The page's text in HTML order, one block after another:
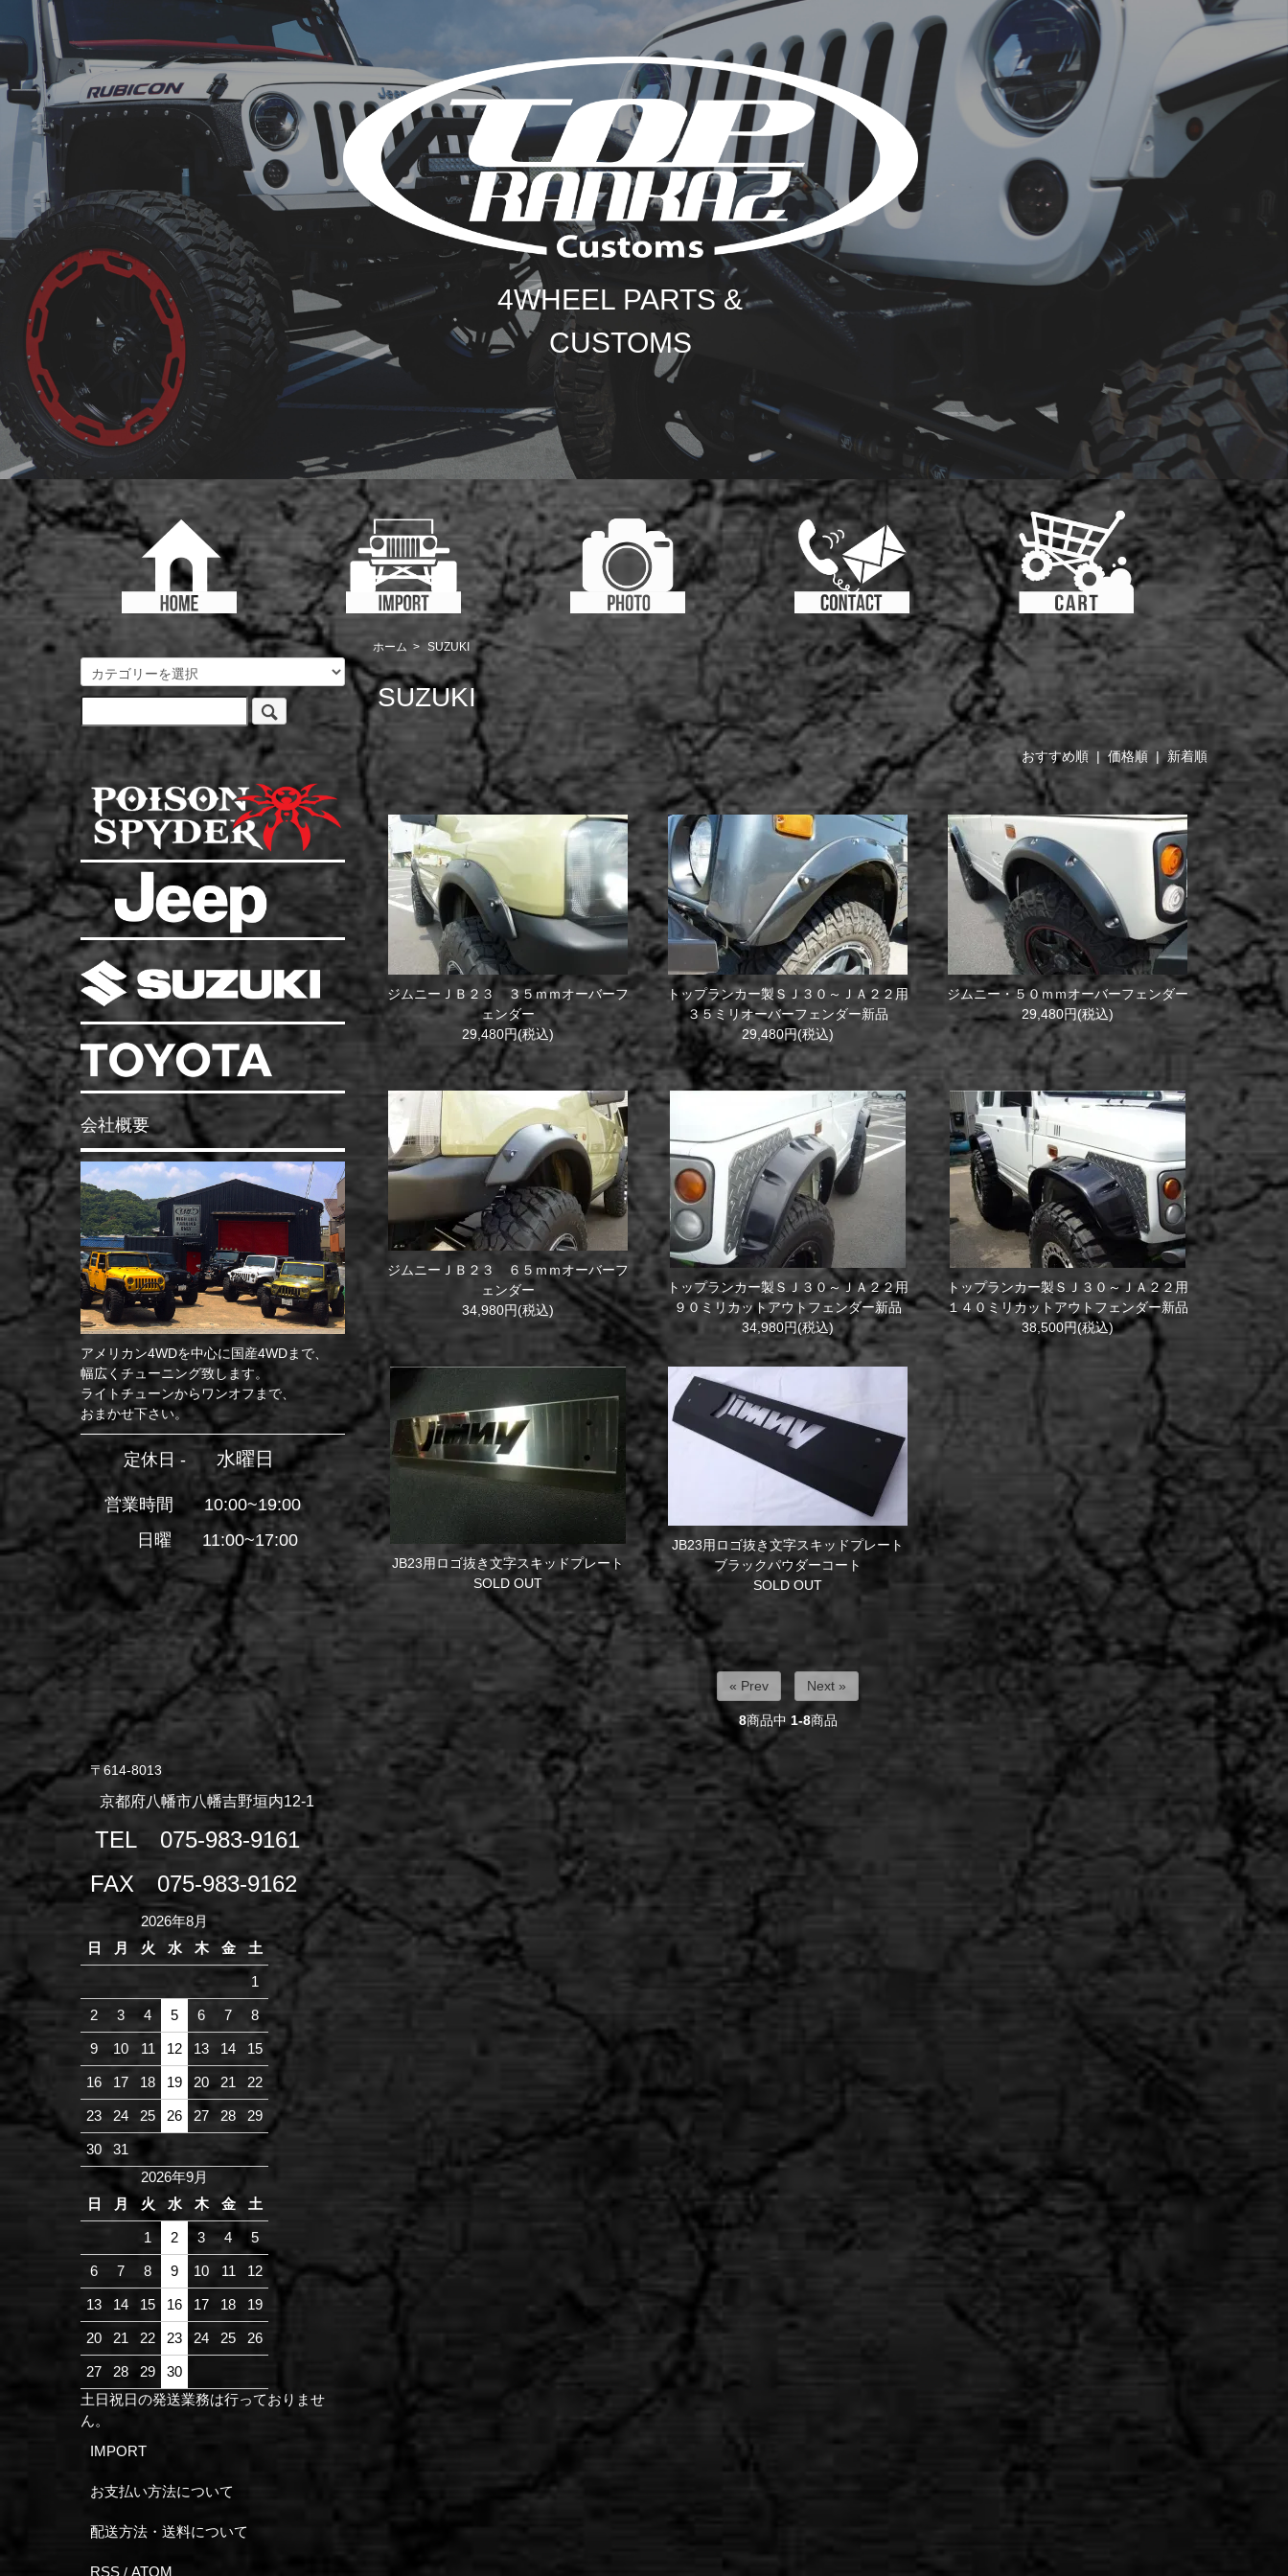
4WHEEL PARTS &
CUSTOMS
ホーム > SUZUKI
SUZUKI
おすすめ順 | 価格順 |新着順
ジムニーＪＢ２３ ３５ｍｍオーバーフ
ェンダー
29,480円(税込)
トップランカー製ＳＪ３０～ＪＡ２２用
３５ミリオーバーフェンダー新品
29,480円(税込)
ジムニー・５０ｍｍオーバーフェンダー
29,480円(税込)
ジムニーＪＢ２３ ６５ｍｍオーバーフ
ェンダー
34,980円(税込)
トップランカー製ＳＪ３０～ＪＡ２２用
９０ミリカットアウトフェンダー新品
34,980円(税込)
トップランカー製ＳＪ３０～ＪＡ２２用
１４０ミリカットアウトフェンダー新品
38,500円(税込)
JB23用ロゴ抜き文字スキッドプレート
SOLD OUT
JB23用ロゴ抜き文字スキッドプレート
ブラックパウダーコート
SOLD OUT
« Prev Next »
8商品中 1-8商品
会社概要
アメリカン4WDを中心に国産4WDまで、
幅広くチューニング致します。
ライトチューンからワンオフまで、
おまかせ下さい。
定休日 - 水曜日
営業時間
10:00~19:00
日曜
11:00~17:00
〒614-8013
京都府八幡市八幡吉野垣内12-1
TEL
075-983-9161
FAX
075-983-9162
2026年8月
日
月 火 水 木 金 土
1
2 3 4 5 6 7 8
9 10 11 12 13 14 15
16 17 18 19 20 21 22
23 24 25 26 27 28 29
30
31
2026年9月
日
月 火 水 木 金 土
1 2 3 4 5
6 7 8 9 10 11 12
13 14 15 16 17 18 19
20 21 22 23 24 25 26
27 28 29
30
土日祝日の発送業務は行っておりませ
ん。
IMPORT
お支払い方法について
配送方法・送料について
RSS / ATOM